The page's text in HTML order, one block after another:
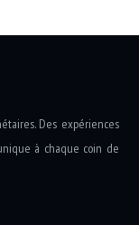
Des expériences
à chaque coin de